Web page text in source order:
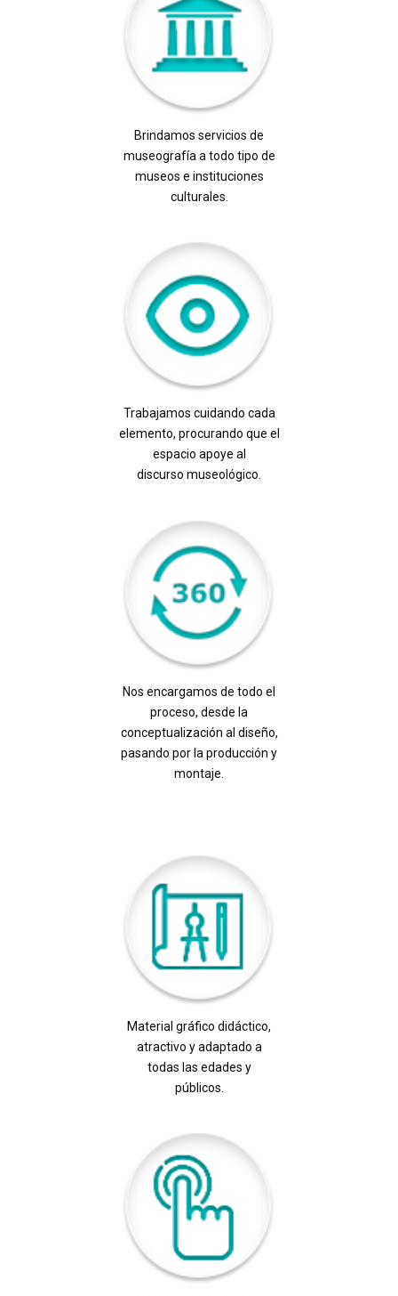
Brindamos servicios de
museografía a todo tipo de
museos e instituciones
culturales.
Trabajamos cuidando cada
elemento, procurando que el
espacio apoye al
discurso museológico.
Nos encargamos de todo el
proceso, desde la
conceptualización al diseño,
pasando por la producción y
montaje.
Material gráfico didáctico,
atractivo y adaptado a
todas las edades y
públicos.